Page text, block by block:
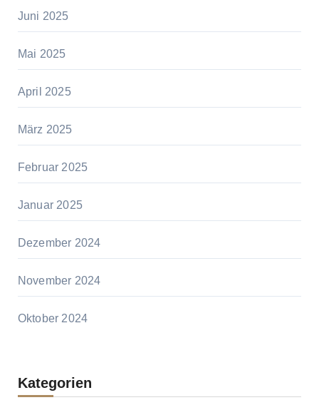
Juni 2025
Mai 2025
April 2025
März 2025
Februar 2025
Januar 2025
Dezember 2024
November 2024
Oktober 2024
Kategorien